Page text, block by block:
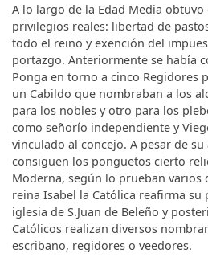
A lo largo de la Edad Media
privilegios reales: libertad de
todo el reino y exención del
portazgo. Anteriormente se había
Ponga en torno a cinco Regidores
un Cabildo que nombraban a los
para los nobles y otro para los
como señorío independiente y
vinculado al concejo. A pesar de
consiguen los ponguetos cierto
Moderna, según lo prueban varios
reina Isabel la Católica reafirma su
iglesia de S.Juan de Beleño y
Católicos realizan diversos
escribano, regidores o veedores.